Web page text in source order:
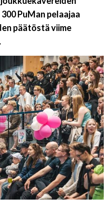
PuMan pelaajaa
päätöstä viime